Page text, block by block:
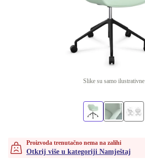
Slike su samo ilustrativne
Proizvoda trenutačno nema na zalihi
Otkrij više u kategoriji Namještaj